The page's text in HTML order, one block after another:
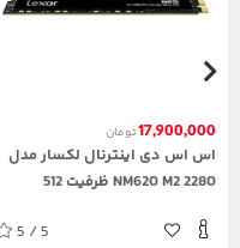
17,900,000تومان
اس اس دی اینترنال لکسار مدل
2280 NM620 M2 ظرفیت 512
5 / 5